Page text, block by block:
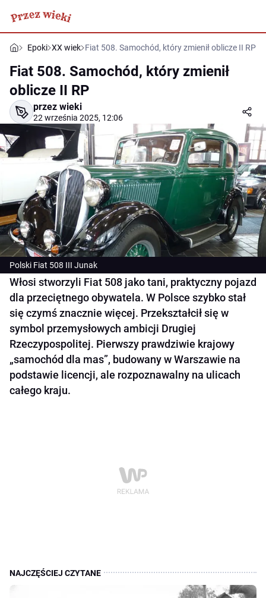
Epoki XX wiek Fiat 508. Samochód, który zmienił oblicze II RP
Fiat 508. Samochód, który zmienił
oblicze II RP
przez wieki
22 września 2025, 12:06
Polski Fiat 508 III Junak
Włosi stworzyli Fiat 508 jako tani, praktyczny pojazd
dla przeciętnego obywatela. W Polsce szybko stał
się czymś znacznie więcej. Przekształcił się w
symbol przemysłowych ambicji Drugiej
Rzeczypospolitej. Pierwszy prawdziwie krajowy
„samochód dla mas”, budowany w Warszawie na
podstawie licencji, ale rozpoznawalny na ulicach
całego kraju.